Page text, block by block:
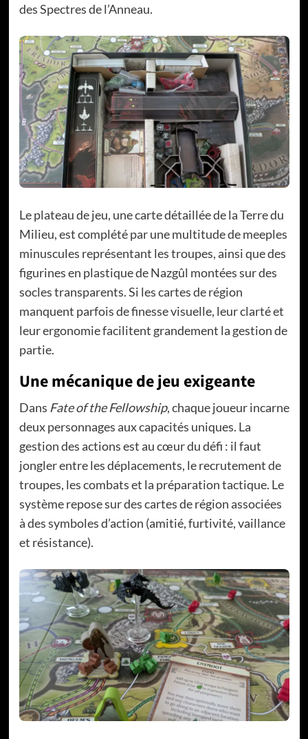
des Spectres de l’Anneau.
Le plateau de jeu, une carte détaillée de la Terre du
Milieu, est complété par une multitude de meeples
minuscules représentant les troupes, ainsi que des
figurines en plastique de Nazgûl montées sur des
socles transparents. Si les cartes de région
manquent parfois de finesse visuelle, leur clarté et
leur ergonomie facilitent grandement la gestion de
partie.
Une mécanique de jeu exigeante
Dans Fate of the Fellowship, chaque joueur incarne
deux personnages aux capacités uniques. La
gestion des actions est au cœur du défi : il faut
jongler entre les déplacements, le recrutement de
troupes, les combats et la préparation tactique. Le
système repose sur des cartes de région associées
à des symboles d’action (amitié, furtivité, vaillance
et résistance).